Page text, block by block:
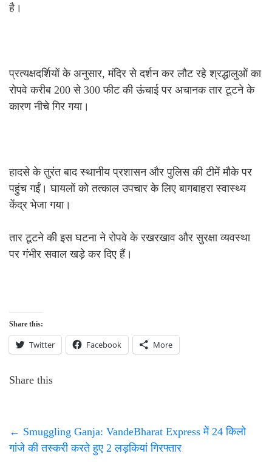
है।
प्रत्यक्षदर्शियों के अनुसार, मंदिर से दर्शन कर लौट रहे श्रद्धालुओं का
रोपवे करीब 200 से 300 फीट की ऊंचाई पर अचानक तार टूटने के
कारण नीचे गिर गया।
हादसे के तुरंत बाद स्थानीय प्रशासन और पुलिस की टीमें मौके पर
पहुंच गईं। घायलों को तत्काल उपचार के लिए बागबाहरा स्वास्थ्य
केंद्र भेजा गया।
तार टूटने की इस घटना ने रोपवे के रखरखाव और सुरक्षा व्यवस्था
पर गंभीर सवाल खड़े कर दिए हैं।
Share this:
Twitter Facebook More
Share this
← Smuggling Ganja: VandeBharat Express में 24 किलो
गांजे की तस्करी करते हुए 2 लड़कियां गिरफ्तार